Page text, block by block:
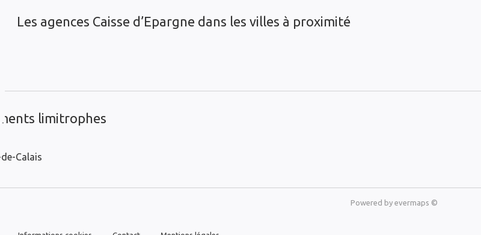
Les agences Caisse d’Epargne dans les villes à proximité
limitrophes
Calais
Powered by evermaps ©